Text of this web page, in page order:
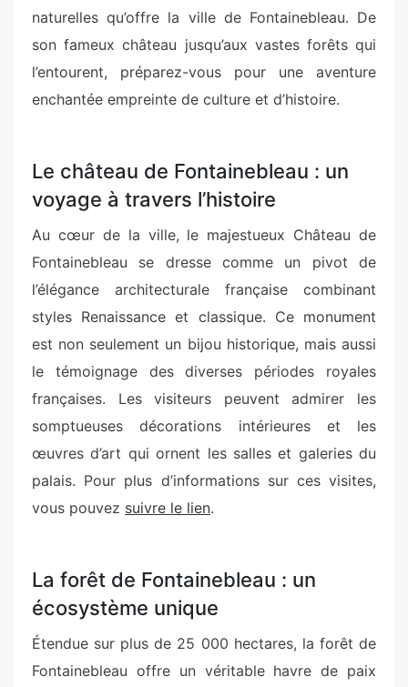
naturelles qu’offre la ville de Fontainebleau. De
son fameux château jusqu’aux vastes forêts qui
l’entourent, préparez-vous pour une aventure
enchantée empreinte de culture et d’histoire.
Le château de Fontainebleau : un
voyage à travers l’histoire
Au cœur de la ville, le majestueux Château de
Fontainebleau se dresse comme un pivot de
l’élégance architecturale française combinant
styles Renaissance et classique. Ce monument
est non seulement un bijou historique, mais aussi
le témoignage des diverses périodes royales
françaises. Les visiteurs peuvent admirer les
somptueuses décorations intérieures et les
œuvres d’art qui ornent les salles et galeries du
palais. Pour plus d’informations sur ces visites,
vous pouvez suivre le lien.
La forêt de Fontainebleau : un
écosystème unique
Étendue sur plus de 25 000 hectares, la forêt de
Fontainebleau offre un véritable havre de paix